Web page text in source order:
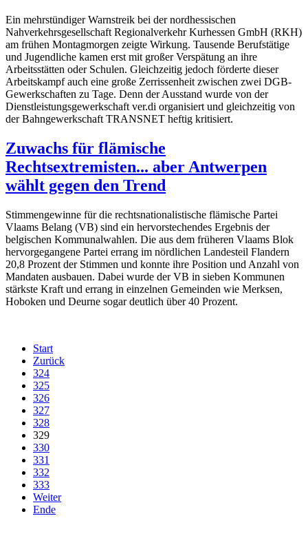
Ein mehrstündiger Warnstreik bei der nordhessischen
Nahverkehrsgesellschaft Regionalverkehr Kurhessen GmbH (RKH)
am frühen Montagmorgen zeigte Wirkung. Tausende Berufstätige
und Jugendliche kamen erst mit großer Verspätung an ihre
Arbeitsstätten oder Schulen. Gleichzeitig jedoch förderte dieser
Arbeitskampf auch eine große Zerrissenheit zwischen zwei DGB-
Gewerkschaften zu Tage. Denn der Ausstand wurde von der
Dienstleistungsgewerkschaft ver.di organisiert und gleichzeitig von
der Bahngewerkschaft TRANSNET heftig kritisiert.
Zuwachs für flämische
Rechtsextremisten... aber Antwerpen
wählt gegen den Trend
Stimmengewinne für die rechtsnationalistische flämische Partei
Vlaams Belang (VB) sind ein hervorstechendes Ergebnis der
belgischen Kommunalwahlen. Die aus dem früheren Vlaams Blok
hervorgegangene Partei errang im nördlichen Landesteil Flandern
20,8 Prozent der Stimmen und konnte ihre Position und Anzahl von
Mandaten ausbauen. Dabei wurde der VB in sieben Kommunen
stärkste Kraft und errang in einzelnen Gemeinden wie Merksen,
Hoboken und Deurne sogar deutlich über 40 Prozent.
Start
Zurück
324
325
326
327
328
329
330
331
332
333
Weiter
Ende